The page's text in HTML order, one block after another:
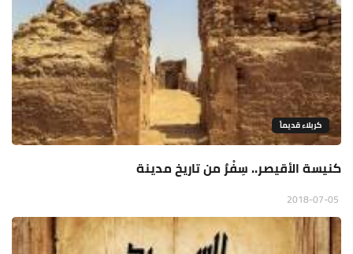
كربلاء قديماً
كنيسة الأقيصر.. سِفْرٌ من تاريخ مدينة